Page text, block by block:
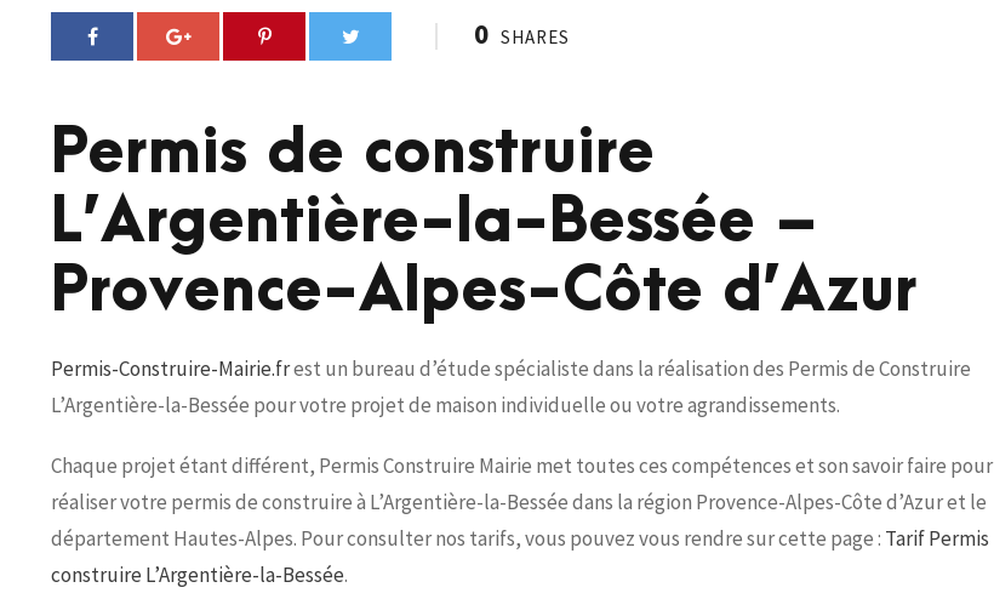
0 SHARES
Permis de construire
L’Argentière-la-Bessée –
Provence-Alpes-Côte d’Azur
Permis-Construire-Mairie.frest un bureau d’étude spécialiste dans la réalisation des Permis de Construire
L’Argentière-la-Bessée pour votre projet de maison individuelle ou votre agrandissements.
Chaque projet étant différent, Permis Construire Mairie met toutes ces compétences et son savoir faire pour
réaliser votre permis de construire à L’Argentière-la-Bessée dans la région Provence-Alpes-Côte d’Azur et le
département Hautes-Alpes. Pour consulter nos tarifs, vous pouvez vous rendre sur cette page : Tarif Permis
construire L’Argentière-la-Bessée.